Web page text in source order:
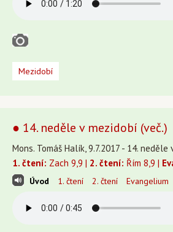
Mezidobí
● 14. neděle v mezidobí (več.)
Mons. Tomáš Halík, 9.7.2017 - 14. neděle
1. čtení: Zach 9,9 | 2. čtení: Řím 8,9 |
Úvod 1. čtení 2. čtení Evangelium